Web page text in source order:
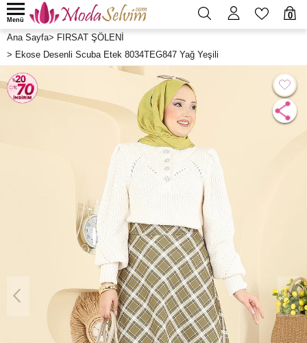
0
Menü
Ana Sayfa> FIRSAT ŞÖLENİ
> Ekose Desenli Scuba Etek 8034TEG847 Yağ Yeşili